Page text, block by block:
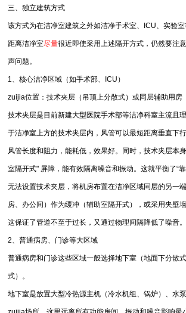
三、独立建筑方式
该方式为在洁净室建筑之外如洁净手术室、ICU、实验
距离洁净室尽量很近即使采用上述隔开方式，仍然要注
声问题。
1、核心洁净区域（如手术部、ICU）
zuijia位置：技术夹层（吊顶上分散式）或同层辅助用房
技术夹层是目前新建大型医院手术部等洁净科室主流且
于洁净室上方的技术夹层内，风管可以最短距离垂直下
风管长度和阻力，能耗低，效果好。同时，技术夹层本
室隔开式" 屏障，能有效隔离噪音和振动。这就平衡了“
无法设置技术夹层，将机房布置在洁净区域同层的另一
房、办公间）作为缓冲（辅助室隔开式），或采用夹壁
这保证了管道不至于过长，又通过物理间隔降低了噪音。
2、普通病房、门诊等大区域
普通病房和门诊这些区域一般选择地下室（地面下分散
式）。
地下室是放置大型冷热源主机（冷水机组、锅炉）、水